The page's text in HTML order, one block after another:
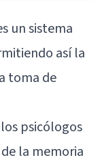
un sistema
así la
toma de
psicólogos
la memoria